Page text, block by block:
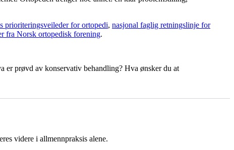
prioriteringsveileder for ortopedi, nasjonal faglig retningslinje for
fra Norsk ortopedisk forening.
er prøvd av konservativ behandling? Hva ønsker du at
videre i allmennpraksis alene.